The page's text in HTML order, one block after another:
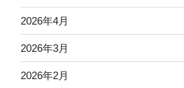
2026年4月
2026年3月
2026年2月